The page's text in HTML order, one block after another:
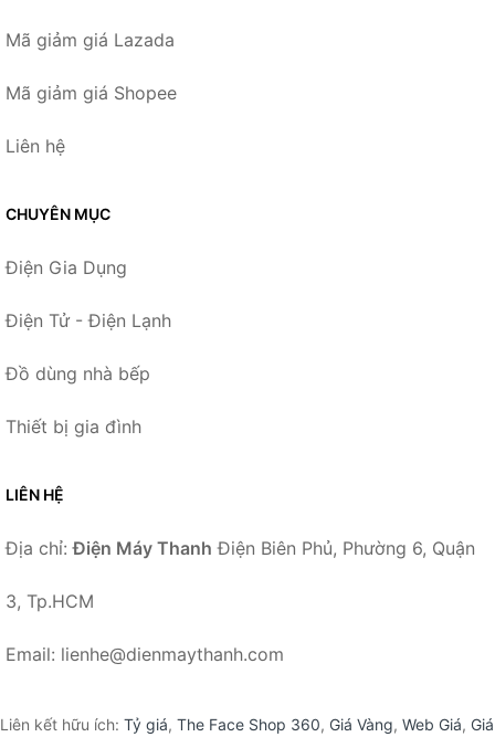
Mã giảm giá Lazada
Mã giảm giá Shopee
Liên hệ
CHUYÊN MỤC
Điện Gia Dụng
Điện Tử - Điện Lạnh
Đồ dùng nhà bếp
Thiết bị gia đình
LIÊN HỆ
Địa chỉ:Điện Máy Thanh Điện Biên Phủ, Phường 6, Quận
3, Tp.HCM
Email: lienhe@dienmaythanh.com
Liên kết hữu ích: Tỷ giá, The Face Shop 360, Giá Vàng, Web Giá, Giá